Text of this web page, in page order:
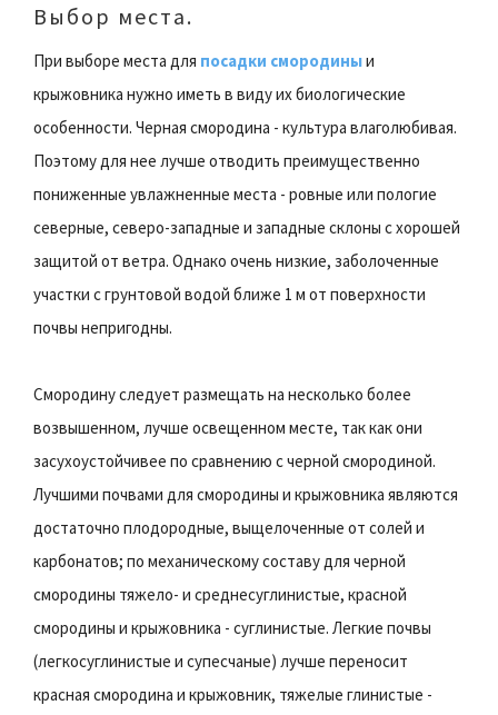
Выбор места.
При выборе места для посадки смородиныи
крыжовника нужно иметь в виду их биологические
особенности. Черная смородина - культура влаголюбивая.
Поэтому для нее лучше отводить преимущественно
пониженные увлажненные места - ровные или пологие
северные, северо-западные и западные склоны с хорошей
защитой от ветра. Однако очень низкие, заболоченные
участки с грунтовой водой ближе 1 м от поверхности
почвы непригодны.
Смородину следует размещать на несколько более
возвышенном, лучше освещенном месте, так как они
засухоустойчивее по сравнению с черной смородиной.
Лучшими почвами для смородины и крыжовника являются
достаточно плодородные, выщелоченные от солей и
карбонатов; по механическому составу для черной
смородины тяжело- и среднесуглинистые, красной
смородины и крыжовника - суглинистые. Легкие почвы
(легкосуглинистые и супесчаные) лучше переносит
красная смородина и крыжовник, тяжелые глинистые -